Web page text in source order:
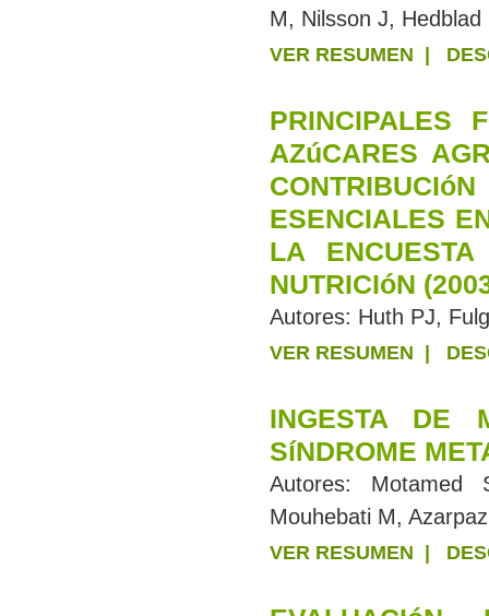
M, Nilsson J,
VER RESUMEN
PRINCIPALES
AZúCARES
ESENCIALES
LA
NUTRICIóN
Autores: Huth PJ,
VER RESUMEN
INGESTA DE
SíNDROME
Autores: Motamed
Mouhebati M,
VER RESUMEN